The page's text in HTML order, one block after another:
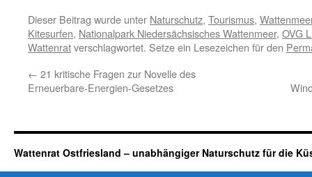
Dieser Beitrag wurde unter Naturschutz, Tourismus,
Kitesurfen, Nationalpark Niedersächsisches Wattenmeer, OVG
Wattenratverschlagwortet. Setze ein Lesezeichen für den
← 21 kritische Fragen zur Novelle des
Erneuerbare-Energien-Gesetzes
Wattenrat Ostfriesland – unabhängiger Naturschutz für die